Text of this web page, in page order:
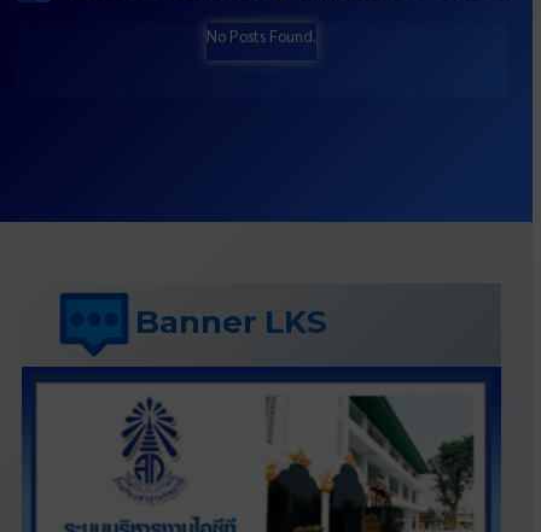
No Posts Found.
Banner LKS